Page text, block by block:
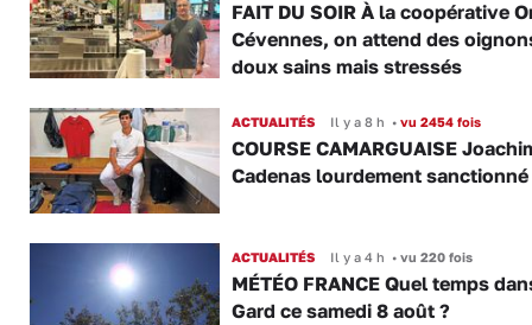
FAIT DU SOIR À la coopérative
Cévennes, on attend des
doux sains mais stressés
ACTUALITÉS Il y a 8 h •vu 2454 fois
COURSE CAMARGUAISE
Cadenas lourdement sanctionné
ACTUALITÉS Il y a 4 h •vu 220 fois
MÉTÉO FRANCE Quel temps
Gard ce samedi 8 août ?